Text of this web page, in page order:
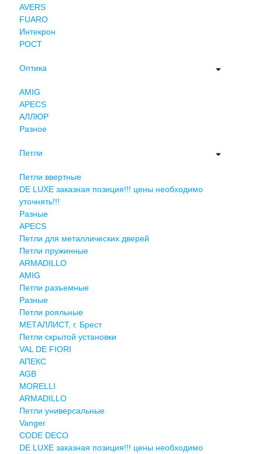
AVERS
FUARO
Интекрон
РОСТ
Оптика
AMIG
APECS
АЛЛЮР
Разное
Петли
Петли ввертные
DE LUXE заказная позиция!!! цены необходимо
уточнять!!!
Разные
APECS
Петли для металлических дверей
Петли пружинные
ARMADILLO
AMIG
Петли разъемные
Разные
Петли рояльные
МЕТАЛЛИСТ, г. Брест
Петли скрытой установки
VAL DE FIORI
АПЕКС
AGB
MORELLI
ARMADILLO
Петли универсальные
Vanger
CODE DECO
DE LUXE заказная позиция!!! цены необходимо